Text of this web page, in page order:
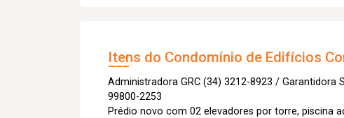
Itens do Condomínio de Edifícios
Administradora GRC (34) 3212-8923 /
99800-2253
Prédio novo com 02 elevadores por torre, piscina